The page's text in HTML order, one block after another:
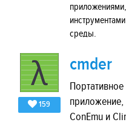
среды.
159
cmder
ConEmu и